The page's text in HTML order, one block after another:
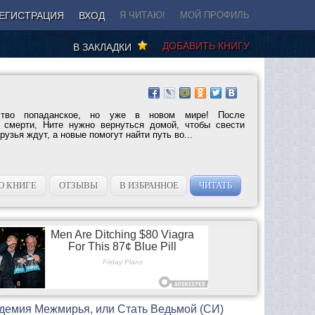
ВХОД Я ЧИТАЮ! МОЙ ПРОФИЛЬ
ДОБАВИТЬ КНИГУ
В ЗАКЛАДКИ
попаданское, но уже в новом мире! После
Ните нужно вернуться домой, чтобы свести
ждут, а новые помогут найти путь во...
КНИГЕ ОТЗЫВЫ В ИЗБРАННОЕ ЧИТАТЬ
Межмирья, или Стать Ведьмой (СИ)